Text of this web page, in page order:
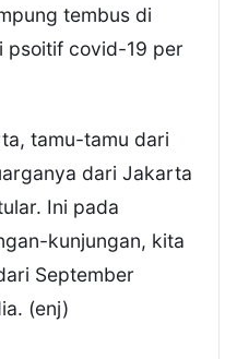
tembus di
psoitif covid-19 per
tamu-tamu dari
dari Jakarta
Ini pada
kunjungan, kita
September
(enj)